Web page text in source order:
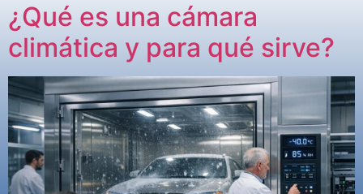
¿Qué es una cámara
climática y para qué sirve?